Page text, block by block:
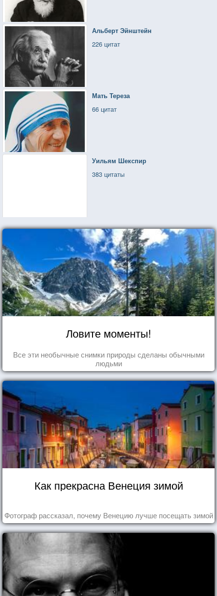
Альберт Эйнштейн
226 цитат
Мать Тереза
66 цитат
Уильям Шекспир
383 цитаты
Ловите моменты!
Все эти необычные снимки природы сделаны обычными
людьми
Как прекрасна Венеция зимой
Фотограф рассказал, почему Венецию лучше посещать зимой